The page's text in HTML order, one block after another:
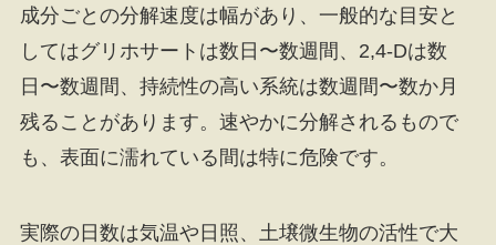
成分ごとの分解速度は幅があり、一般的な目安と
してはグリホサートは数日〜数週間、2,4-Dは数
日〜数週間、持続性の高い系統は数週間〜数か月
残ることがあります。速やかに分解されるもので
も、表面に濡れている間は特に危険です。
実際の日数は気温や日照、土壌微生物の活性で大